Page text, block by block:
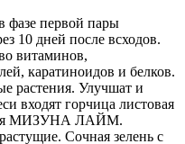
фазе первой пары
10 дней после всходов.
витаминов,
каратиноидов и белков.
растения. Улучшат и
входят горчица листовая
МИЗУНА ЛАЙМ.
Сочная зелень с